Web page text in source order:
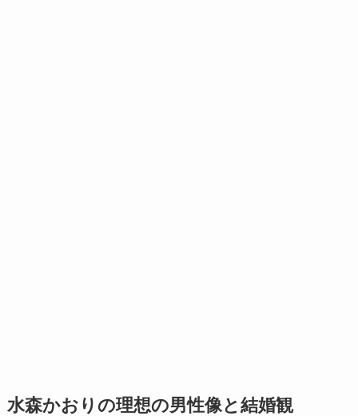
水森かおりの理想の男性像と結婚観